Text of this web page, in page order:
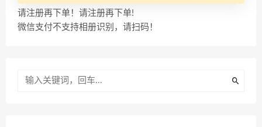
请注册再下单！请注册再下单!
微信支付不支持相册识别，请扫码！